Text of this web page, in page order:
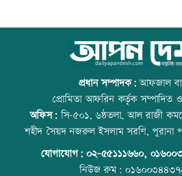
আদিবাসী দিবসে
শোভাযাত্রা
জেট ফুয়েলের দাম
আজ বিশ্ব বন্ধু দিবস
কোরআন-হাদিসে
প্রধান সম্পাদক:আফজাল
প্রোমিতা আফরিন কর্তৃক সম্পাদিত
অফিস:সি-৫০১, ৬ষ্ঠতলা, আল রাজী
শহীদ সৈয়দ নজরুল ইসলাম সরণি, পুরানা
যোগাযোগ: ০২-৫৫১১১৬৬০,
নিউজ রুম: